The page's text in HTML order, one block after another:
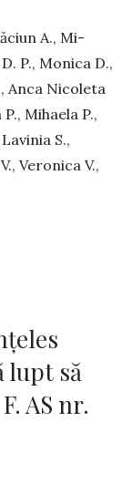
A., Mi­
P., Monica D.,
Anca Ni­coleta
Mi­haela P.,
S.,
Ve­ronica V.,
lupt să
AS nr.